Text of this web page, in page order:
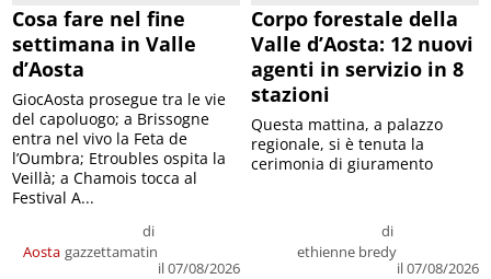
Cosa fare nel fine
settimana in Valle
d’Aosta
Aosta
di
gazzettamatin
il 07/08/2026
GiocAosta prosegue tra le vie
del capoluogo; a Brissogne
entra nel vivo la Feta de
l’Oumbra; Etroubles ospita la
Veillà; a Chamois tocca al
Festival A...
Corpo forestale della
Valle d’Aosta: 12 nuovi
agenti in servizio in 8
stazioni
di
ethienne bredy
il 07/08/2026
Questa mattina, a palazzo
regionale, si è tenuta la
cerimonia di giuramento